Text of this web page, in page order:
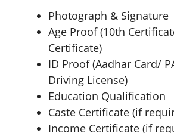
Photograph & Signature
Age Proof (10th
Certificate)
ID Proof (Aadhar Card/
Driving License)
Education Qualification
Caste Certificate (if
Income Certificate (if